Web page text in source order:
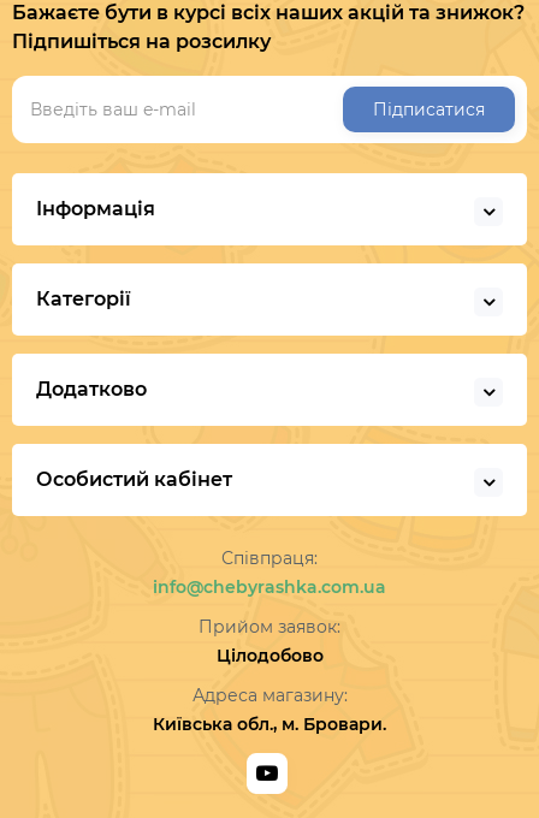
Бажаєте бути в курсі всіх наших акцій та знижок?
Підпишіться на розсилку
Підписатися
Інформація
Категорії
Додатково
Особистий кабінет
Співпраця:
info@chebyrashka.com.ua
Прийом заявок:
Цілодобово
Адреса магазину:
Київська обл., м. Бровари.